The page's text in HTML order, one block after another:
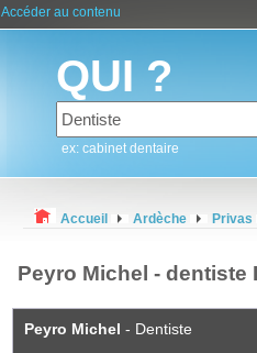
Accéder au contenu
QUI ?
ex: cabinet dentaire
Accueil Ardèche Privas
Peyro Michel - dentiste
Peyro Michel - Dentiste